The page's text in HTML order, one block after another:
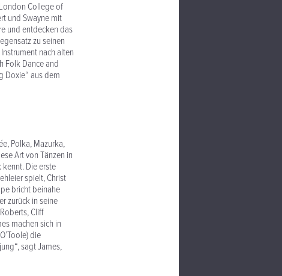
College of
und Swayne mit
und entdecken das
zu seinen
nach alten
Folk Dance and
Doxie“ aus dem
Polka, Mazurka,
Art von Tänzen in
Die erste
spielt, Christ
bricht beinahe
zurück in seine
Cliff
machen sich in
die
sagt James,